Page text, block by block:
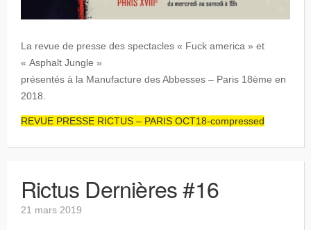
La revue de presse des spectacles « Fuck america » et
« Asphalt Jungle »
présentés à la Manufacture des Abbesses – Paris 18ème en
2018.
REVUE PRESSE RICTUS – PARIS OCT18-compressed
Rictus Dernières #16
21 mars 2019